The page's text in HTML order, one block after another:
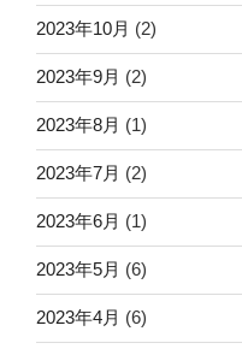
2023年10月 (2)
2023年9月 (2)
2023年8月 (1)
2023年7月 (2)
2023年6月 (1)
2023年5月 (6)
2023年4月 (6)